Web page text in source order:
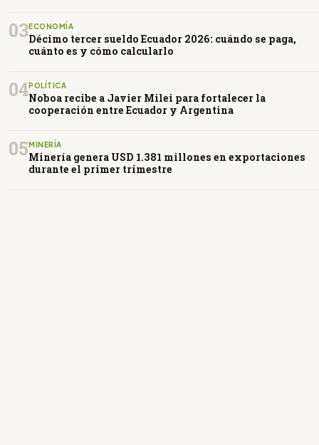
03ECONOMÍA
Décimo tercer sueldo Ecuador 2026: cuándo se paga,
cuánto es y cómo calcularlo
04POLÍTICA
Noboa recibe a Javier Milei para fortalecer la
cooperación entre Ecuador y Argentina
05 MINERÍA
Minería genera USD 1.381 millones en exportaciones
durante el primer trimestre